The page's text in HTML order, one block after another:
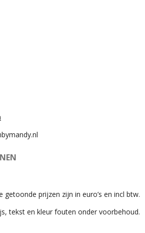
getoonde prijzen zijn in euro’s en incl btw.
tekst en kleur fouten onder voorbehoud.